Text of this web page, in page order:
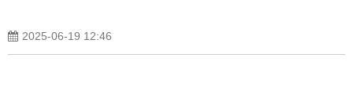
2025-06-19 12:46